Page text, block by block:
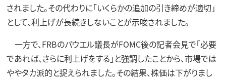
されました。その代わりに「いくらかの追加の引き締めが適切」
として、利上げが長続きしないことが示唆されました。
一方で、FRBのパウエル議長がFOMC後の記者会見で「必要
であれば、さらに利上げをする」と強調したことから、市場では
ややタカ派的と捉えられました。その結果、株価は下がりまし